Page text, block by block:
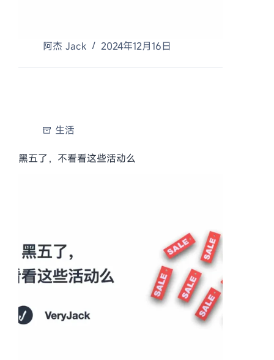
阿杰 Jack 2024年12月16日
生活
黑五了，不看看这些活动么